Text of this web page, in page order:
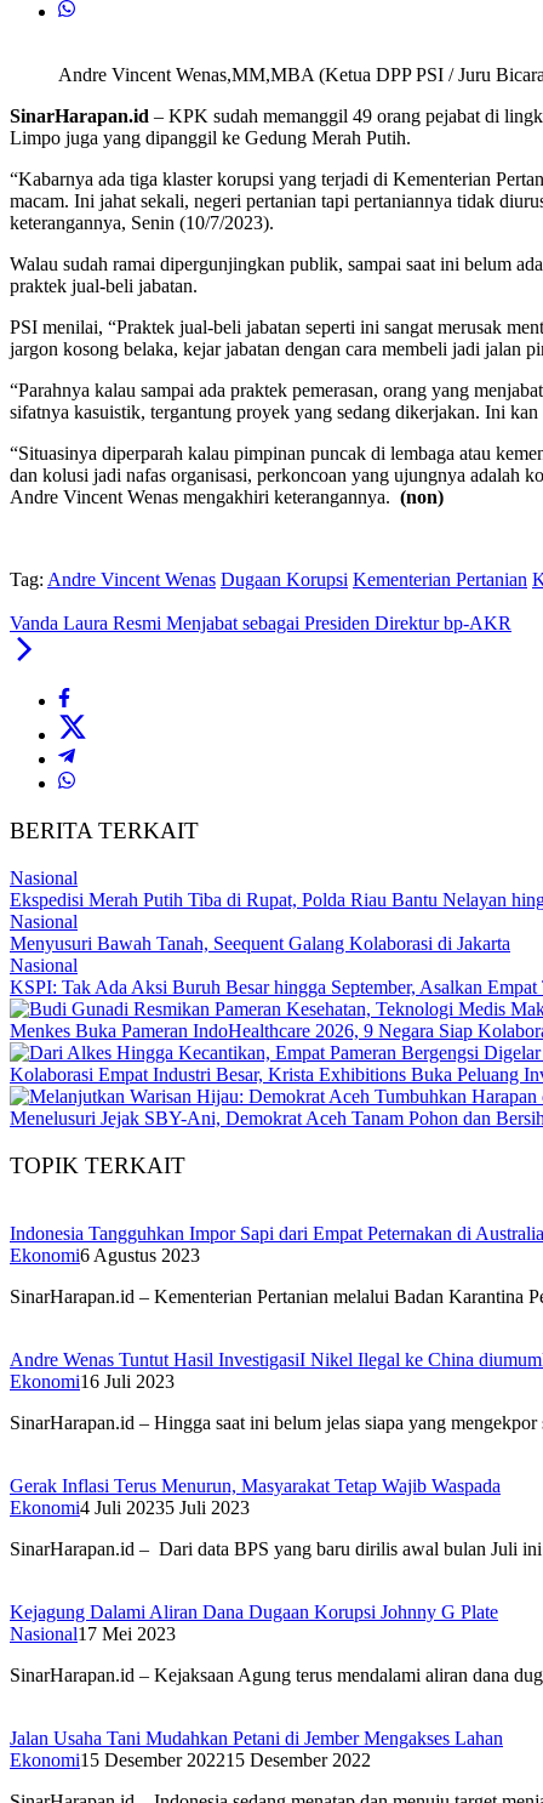
Andre Vincent Wenas,MM,MBA (Ketua DPP PSI / Juru
SinarHarapan.id – KPK sudah memanggil 49 orang pejabat di
Limpo juga yang dipanggil ke Gedung Merah Putih.
“Kabarnya ada tiga klaster korupsi yang terjadi di Kementerian
macam. Ini jahat sekali, negeri pertanian tapi pertaniannya tidak
keterangannya, Senin (10/7/2023).
Walau sudah ramai dipergunjingkan publik, sampai saat ini belum
praktek jual-beli jabatan.
PSI menilai, “Praktek jual-beli jabatan seperti ini sangat merusak
jargon kosong belaka, kejar jabatan dengan cara membeli jadi jalan
“Parahnya kalau sampai ada praktek pemerasan, orang yang
sifatnya kasuistik, tergantung proyek yang sedang dikerjakan. Ini
“Situasinya diperparah kalau pimpinan puncak di lembaga atau
dan kolusi jadi nafas organisasi, perkoncoan yang ujungnya adalah
Andre Vincent Wenas mengakhiri keterangannya. (non)
Tag: Andre Vincent Wenas Dugaan Korupsi Kementerian Pertanian
Vanda Laura Resmi Menjabat sebagai Presiden Direktur bp-AKR
BERITA TERKAIT
Nasional
Ekspedisi Merah Putih Tiba di Rupat, Polda Riau Bantu Nelayan
Nasional
Menyusuri Bawah Tanah, Seequent Galang Kolaborasi di Jakarta
Nasional
KSPI: Tak Ada Aksi Buruh Besar hingga September, Asalkan
Menkes Buka Pameran IndoHealthcare 2026, 9 Negara Siap
Kolaborasi Empat Industri Besar, Krista Exhibitions Buka Peluang
Menelusuri Jejak SBY-Ani, Demokrat Aceh Tanam Pohon dan
TOPIK TERKAIT
Indonesia Tangguhkan Impor Sapi dari Empat Peternakan di Australia
Ekonomi6 Agustus 2023
SinarHarapan.id – Kementerian Pertanian melalui Badan Karantina
Andre Wenas Tuntut Hasil InvestigasiI Nikel Ilegal ke China
Ekonomi16 Juli 2023
SinarHarapan.id – Hingga saat ini belum jelas siapa yang
Gerak Inflasi Terus Menurun, Masyarakat Tetap Wajib Waspada
Ekonomi4 Juli 20235 Juli 2023
SinarHarapan.id – Dari data BPS yang baru dirilis awal bulan Juli
Kejagung Dalami Aliran Dana Dugaan Korupsi Johnny G Plate
Nasional17 Mei 2023
SinarHarapan.id – Kejaksaan Agung terus mendalami aliran dana
Jalan Usaha Tani Mudahkan Petani di Jember Mengakses Lahan
Ekonomi15 Desember 202215 Desember 2022